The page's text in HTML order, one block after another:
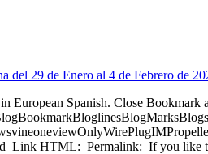
del 29 de Enero al 4 de Febrero de
European Spanish. Close Bookmark
Link HTML: Permalink: If you like